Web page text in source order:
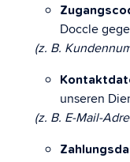
Doccle
(z. B.
unseren
(z. B. E-Mail-